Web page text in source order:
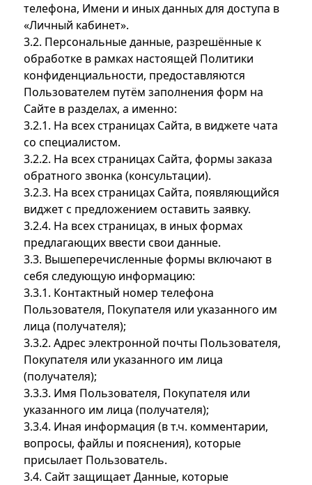
телефона, Имени и иных данных для доступа в
«Личный кабинет».
3.2. Персональные данные, разрешённые к
обработке в рамках настоящей Политики
конфиденциальности, предоставляются
Пользователем путём заполнения форм на
Сайте в разделах, а именно:
3.2.1. На всех страницах Сайта, в виджете чата
со специалистом.
3.2.2. На всех страницах Сайта, формы заказа
обратного звонка (консультации).
3.2.3. На всех страницах Сайта, появляющийся
виджет с предложением оставить заявку.
3.2.4. На всех страницах, в иных формах
предлагающих ввести свои данные.
3.3. Вышеперечисленные формы включают в
себя следующую информацию:
3.3.1. Контактный номер телефона
Пользователя, Покупателя или указанного им
лица (получателя);
3.3.2. Адрес электронной почты Пользователя,
Покупателя или указанного им лица
(получателя);
3.3.3. Имя Пользователя, Покупателя или
указанного им лица (получателя);
3.3.4. Иная информация (в т.ч. комментарии,
вопросы, файлы и пояснения), которые
присылает Пользователь.
3.4. Сайт защищает Данные, которые